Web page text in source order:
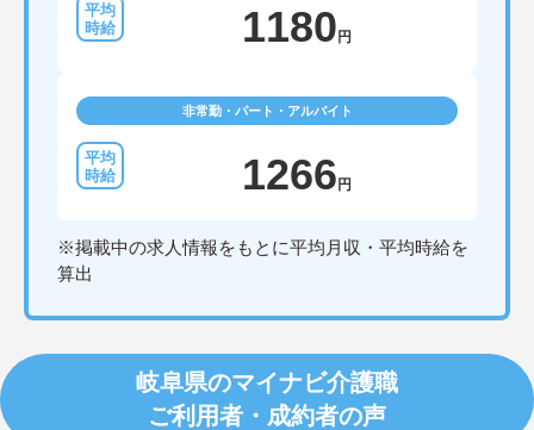
1180円
非常勤・パート・アルバイト
1266円
※掲載中の求人情報をもとに平均月収・平均時給を
算出
岐阜県のマイナビ介護職
ご利用者・成約者の声